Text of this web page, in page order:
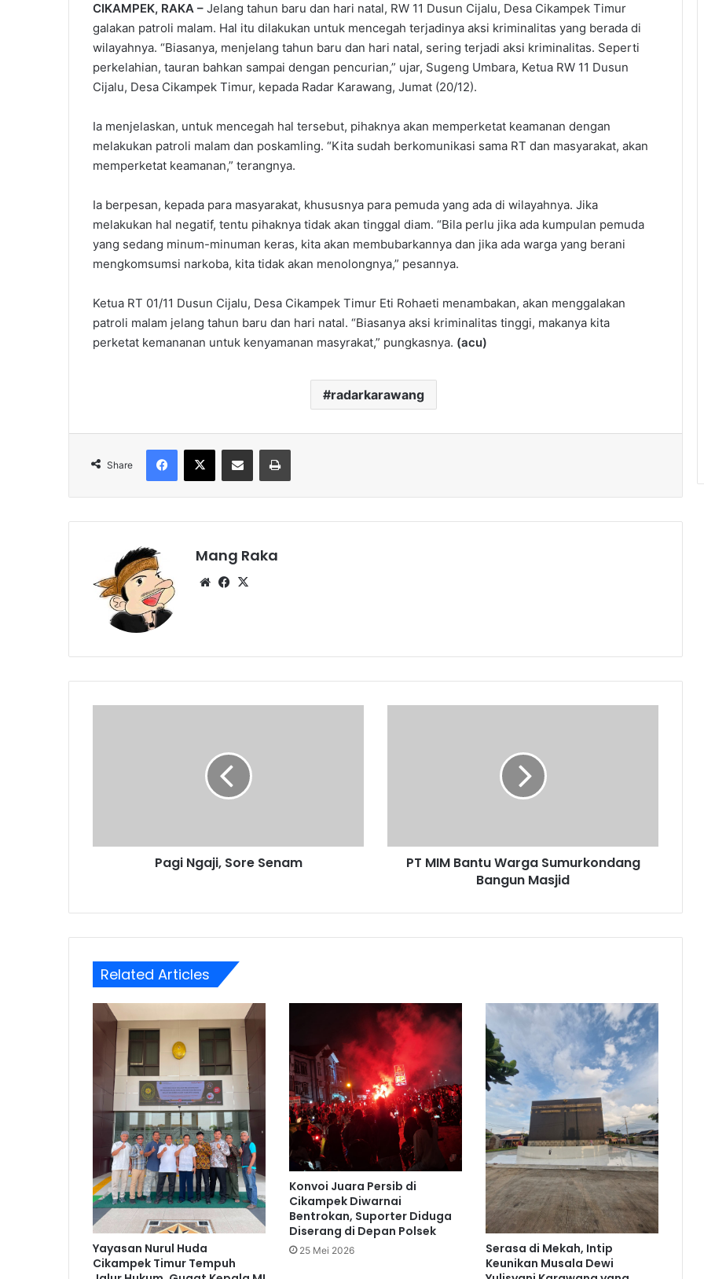
CIKAMPEK, RAKA – Jelang tahun baru dan hari natal, RW 11 Dusun Cijalu, Desa Cikampek Timur
galakan patroli malam. Hal itu dilakukan untuk mencegah terjadinya aksi kriminalitas yang berada di
wilayahnya. “Biasanya, menjelang tahun baru dan hari natal, sering terjadi aksi kriminalitas. Seperti
perkelahian, tauran bahkan sampai dengan pencurian,” ujar, Sugeng Umbara, Ketua RW 11 Dusun
Cijalu, Desa Cikampek Timur, kepada Radar Karawang, Jumat (20/12).
Ia menjelaskan, untuk mencegah hal tersebut, pihaknya akan memperketat keamanan dengan
melakukan patroli malam dan poskamling. “Kita sudah berkomunikasi sama RT dan masyarakat, akan
memperketat keamanan,” terangnya.
Ia berpesan, kepada para masyarakat, khususnya para pemuda yang ada di wilayahnya. Jika
melakukan hal negatif, tentu pihaknya tidak akan tinggal diam. “Bila perlu jika ada kumpulan pemuda
yang sedang minum-minuman keras, kita akan membubarkannya dan jika ada warga yang berani
mengkomsumsi narkoba, kita tidak akan menolongnya,” pesannya.
Ketua RT 01/11 Dusun Cijalu, Desa Cikampek Timur Eti Rohaeti menambakan, akan menggalakan
patroli malam jelang tahun baru dan hari natal. “Biasanya aksi kriminalitas tinggi, makanya kita
perketat kemananan untuk kenyamanan masyrakat,” pungkasnya. (acu)
radarkarawang
Share
Facebook
X Share via Email Print
Mang Raka
WebsiteFacebook
Pagi Ngaji, Sore Senam
PT MIM Bantu Warga Sumurkondang
Bangun Masjid
Related Articles
Yayasan Nurul Huda
Cikampek Timur Tempuh
Konvoi Juara Persib di
Cikampek Diwarnai
Bentrokan, Suporter Diduga
Diserang di Depan Polsek
25 Mei 2026
Serasa di Mekah, Intip
Keunikan Musala Dewi